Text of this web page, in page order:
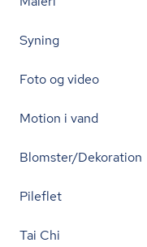
Syning
Foto og video
Motion i vand
Blomster/Dekoration
Pileflet
Tai Chi